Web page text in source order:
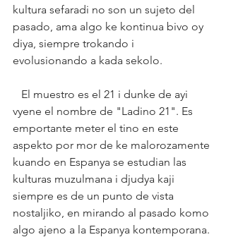
kultura sefaradi no son un sujeto del
pasado, ama algo ke kontinua bivo oy
diya, siempre trokando i
evolusionando a kada sekolo.
vyene el nombre de "Ladino 21". Es
emportante meter el tino en este
aspekto por mor de ke malorozamente
kuando en Espanya se estudian las
kulturas muzulmana i djudya kaji
siempre es de un punto de vista
nostaljiko, en mirando al pasado komo
algo ajeno a la Espanya kontemporana.